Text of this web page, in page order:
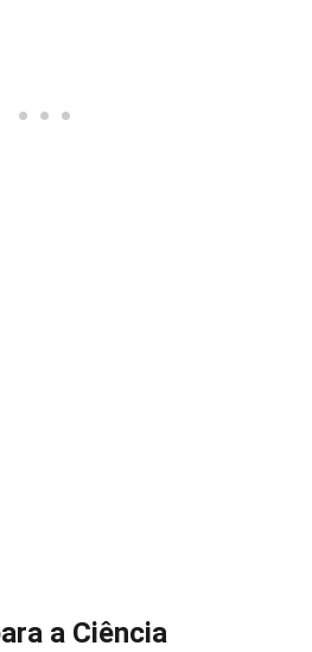
a Ciência